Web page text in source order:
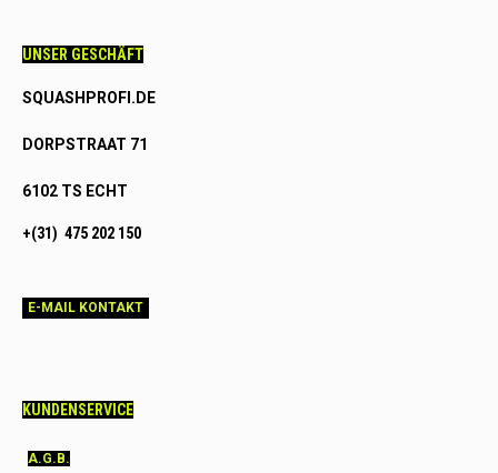
UNSER GESCHÄFT
SQUASHPROFI.DE
DORPSTRAAT 71
6102 TS ECHT
+(31) 475 202 150
E-MAIL KONTAKT
KUNDENSERVICE
A.G.B.